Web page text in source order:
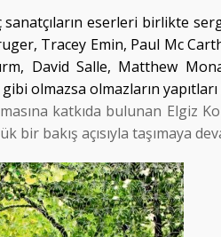
eserleri birlikte
Tracey Emin, Paul Mc
David Salle, Matthew
olmazsa olmazların
katkıda bulunan Elgiz
bir bakış açısıyla taşımaya